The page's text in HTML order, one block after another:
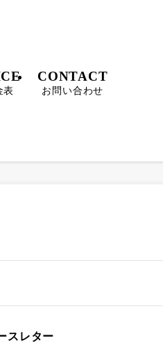
表
CONTACT
お問い合わせ
スレター